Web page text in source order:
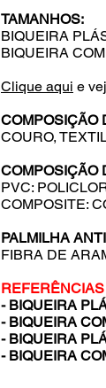
TAMANHOS:
BIQUEIRA
BIQUEIRA
Clique aqui e
COMPOSIÇÃO
COURO,
COMPOSIÇÃO
PVC:
COMPOSITE:
PALMILHA
FIBRA DE
- BIQUEIRA
- BIQUEIRA
- BIQUEIRA
- BIQUEIRA